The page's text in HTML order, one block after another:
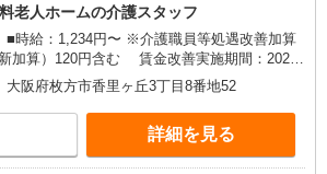
老人ホームの介護スタッフ
■時給：1,234円〜 ※介護職員等処遇改善加算
新加算）120円含む 賃金改善実施期間：2025
月〜2026年8月 ※7:00〜9:00の勤務の2時間勤
つき、早出手当（500円/回）付与。
大阪府枚方市香里ヶ丘3丁目8番地52
詳細を見る